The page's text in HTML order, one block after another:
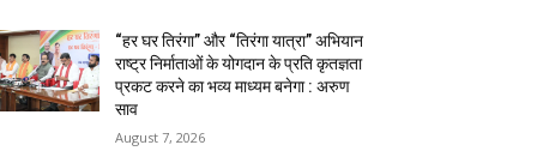
“हर घर तिरंगा” और “तिरंगा यात्रा” अभियान
राष्ट्र निर्माताओं के योगदान के प्रति कृतज्ञता
प्रकट करने का भव्य माध्यम बनेगा : अरुण
साव
August 7, 2026